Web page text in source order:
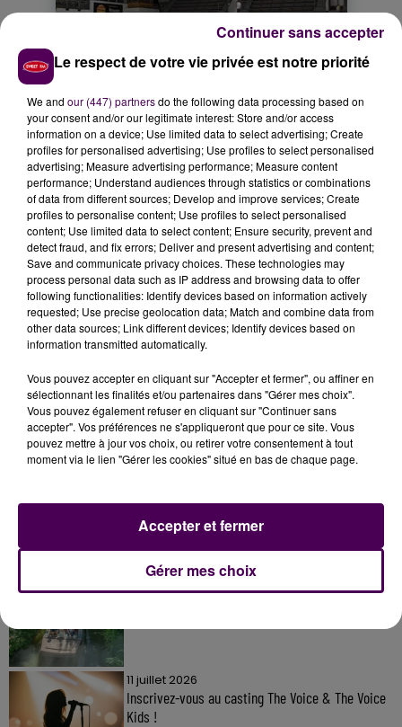
À LA UNE
31 juillet 2026
11 juillet 2026
Inscrivez-vous au casting The Voice & The Voice
Kids !
Le respect de votre vie privée est notre priorité
We and our (447) partnersdo the following data processing based on
your consent and/or our legitimate interest: Store and/or access
information on a device; Use limited data to select advertising; Create
profiles for personalised advertising; Use profiles to select personalised
advertising; Measure advertising performance; Measure content
performance; Understand audiences through statistics or combinations
of data from different sources; Develop and improve services; Create
profiles to personalise content; Use profiles to select personalised
content; Use limited data to select content; Ensure security, prevent and
detect fraud, and fix errors; Deliver and present advertising and content;
Save and communicate privacy choices. These technologies may
process personal data such as IP address and browsing data to offer
following functionalities: Identify devices based on information actively
requested; Use precise geolocation data; Match and combine data from
other data sources; Link different devices; Identify devices based on
information transmitted automatically.
Vous pouvez accepter en cliquant sur "Accepter et fermer", ou affiner en
sélectionnant les finalités et/ou partenaires dans "Gérer mes choix".
Vous pouvez également refuser en cliquant sur "Continuer sans
accepter". Vos préférences ne s'appliqueront que pour ce site. Vous
pouvez mettre à jour vos choix, ou retirer votre consentement à tout
moment via le lien "Gérer les cookies" situé en bas de chaque page.
Gérer mes choix
Accepter et fermer
Continuer sans accepter